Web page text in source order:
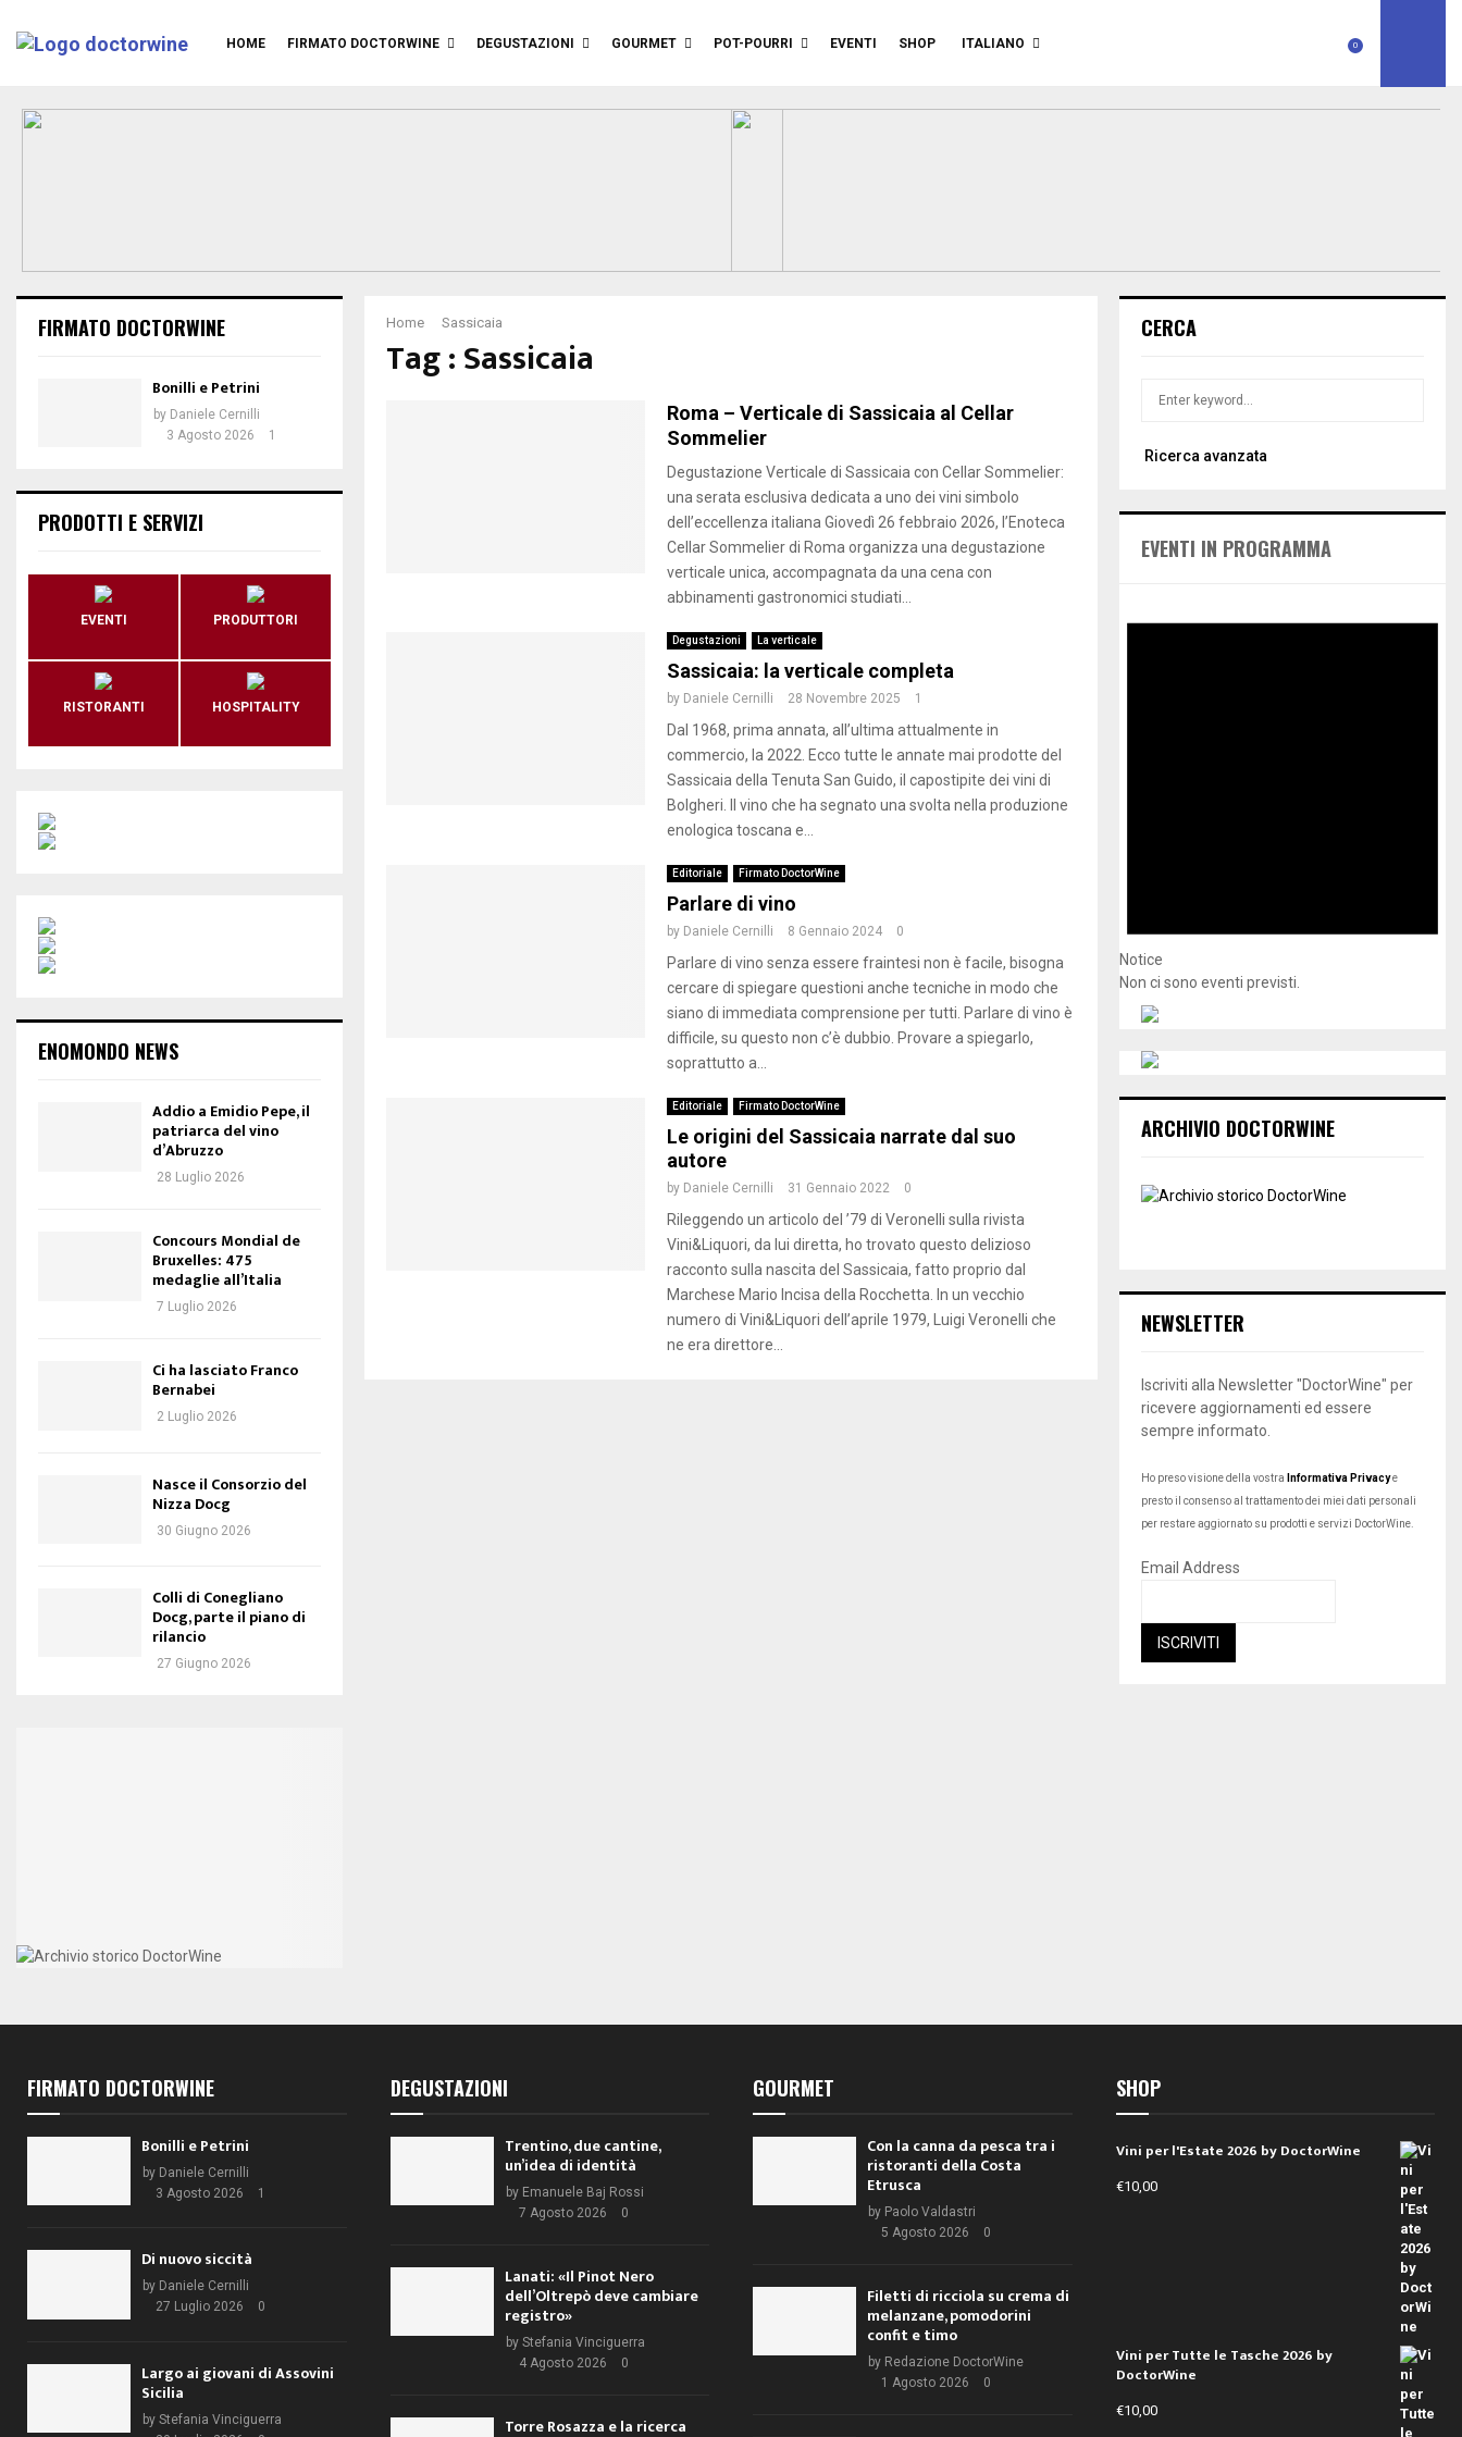
HOME FIRMATO DOCTORWINE DEGUSTAZIONI GOURMET POT-POURRI EVENTI SHOP ITALIANO 0
Home Sassicaia
Tag : Sassicaia
Roma – Verticale di Sassicaia al Cellar
Sommelier
Degustazione Verticale di Sassicaia con Cellar Sommelier:
una serata esclusiva dedicata a uno dei vini simbolo
dell’eccellenza italiana Giovedì 26 febbraio 2026, l’Enoteca
Cellar Sommelier di Roma organizza una degustazione
verticale unica, accompagnata da una cena con
abbinamenti gastronomici studiati...
Degustazioni La verticale
Sassicaia: la verticale completa
by Daniele Cernilli 28 Novembre 2025 1
Dal 1968, prima annata, all’ultima attualmente in
commercio, la 2022. Ecco tutte le annate mai prodotte del
Sassicaia della Tenuta San Guido, il capostipite dei vini di
Bolgheri. Il vino che ha segnato una svolta nella produzione
enologica toscana e...
Editoriale Firmato DoctorWine
Parlare di vino
by Daniele Cernilli 8 Gennaio 2024 0
Parlare di vino senza essere fraintesi non è facile, bisogna
cercare di spiegare questioni anche tecniche in modo che
siano di immediata comprensione per tutti. Parlare di vino è
difficile, su questo non c’è dubbio. Provare a spiegarlo,
soprattutto a...
Editoriale Firmato DoctorWine
Le origini del Sassicaia narrate dal suo
autore
by Daniele Cernilli 31 Gennaio 2022 0
Rileggendo un articolo del ’79 di Veronelli sulla rivista
Vini&Liquori, da lui diretta, ho trovato questo delizioso
racconto sulla nascita del Sassicaia, fatto proprio dal
Marchese Mario Incisa della Rocchetta. In un vecchio
numero di Vini&Liquori dell’aprile 1979, Luigi Veronelli che
ne era direttore...
FIRMATO DOCTORWINE
Bonilli e Petrini
by Daniele Cernilli
3 Agosto 2026
1
PRODOTTI E SERVIZI
EVENTI PRODUTTORI
RISTORANTI HOSPITALITY
ENOMONDO NEWS
Addio a Emidio Pepe, il
patriarca del vino
d’Abruzzo
28 Luglio 2026
Concours Mondial de
Bruxelles: 475
medaglie all’Italia
7 Luglio 2026
Ci ha lasciato Franco
Bernabei
2 Luglio 2026
Nasce il Consorzio del
Nizza Docg
30 Giugno 2026
Colli di Conegliano
Docg, parte il piano di
rilancio
27 Giugno 2026
CERCA
r
o
Ricerca avanzata
EVENTI IN PROGRAMMA
Notice
Non ci sono eventi previsti.
ARCHIVIO DOCTORWINE
NEWSLETTER
Iscriviti alla Newsletter "DoctorWine" per
ricevere aggiornamenti ed essere
sempre informato.
Ho preso visione della vostra Informativa Privacye
presto il consenso al trattamento dei miei dati personali
per restare aggiornato su prodotti e servizi DoctorWine.
Email Address
FIRMATO DOCTORWINE
Bonilli e Petrini
by Daniele Cernilli
3 Agosto 2026
1
Di nuovo siccità
by Daniele Cernilli
27 Luglio 2026
0
Largo ai giovani di Assovini
Sicilia
by Stefania Vinciguerra
DEGUSTAZIONI
Trentino, due cantine,
un’idea di identità
by Emanuele Baj Rossi
7 Agosto 2026
0
Lanati: «Il Pinot Nero
dell’Oltrepò deve cambiare
registro»
by Stefania Vinciguerra
4 Agosto 2026
0
Torre Rosazza e la ricerca
GOURMET
Con la canna da pesca tra i
ristoranti della Costa
Etrusca
by Paolo Valdastri
5 Agosto 2026
0
Filetti di ricciola su crema di
melanzane, pomodorini
confit e timo
by Redazione DoctorWine
1 Agosto 2026
0
SHOP
Vini per l'Estate 2026 by DoctorWine
€10,00
Vini per Tutte le Tasche 2026 by
DoctorWine
€10,00